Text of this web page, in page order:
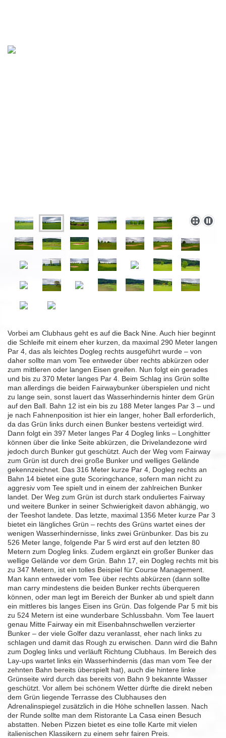
Vorbei am Clubhaus geht es auf die Back Nine. Auch hier beginnt
die Schleife mit einem eher kurzen, da maximal 290 Meter langen
Par 4, das als leichtes Dogleg rechts ausgeführt wurde – von
daher sollte man vom Tee entweder über rechts abkürzen oder
zum mittleren oder langen Eisen greifen. Nun folgt ein gerades
und bis zu 370 Meter langes Par 4. Beim Schlag ins Grün sollte
man allerdings die beiden Fairwaybunker überspielen und nicht
zu lange sein, sonst lauert das Wasserhindernis hinter dem Grün
auf den Ball. Bahn 12 ist ein bis zu 188 Meter langes Par 3 – und
je nach Fahnenposition ist hier ein langer, hoher Ball erforderlich,
da das Grün links durch einen Bunker bestens verteidigt wird.
Dann folgt ein 397 Meter langes Par 4 Dogleg links – Longhitter
können über die linke Seite abkürzen, die Drivelandezone wird
jedoch durch Bunker gut geschützt. Auch der Weg vom Fairway
zum Grün ist durch drei große Bunker und welliges Gelände
gekennzeichnet. Das 316 Meter kurze Par 4, Dogleg rechts an
Bahn 14 bietet eine gute Scoringchance, sofern man nicht zu
aggresiv vom Tee spielt und in einem der zahlreichen Bunker
landet. Der Weg zum Grün ist durch stark onduliertes Fairway
und weitere Bunker in seiner Schwierigkeit davon abhängig, wo
der Teeshot landete. Das letzte, maximal 1356 Meter kurze Par 3
bietet ein längliches Grün – rechts des Grüns wartet eines der
wenigen Wasserhindernisse, links zwei Grünbunker. Das bis zu
526 Meter lange, folgende Par 5 wird erst auf den letzten 80
Metern zum Dogleg links. Zudem ergänzt ein großer Bunker das
wellige Gelände vor dem Grün. Bahn 17, ein Dogleg rechts mit bis
zu 347 Metern, ist ein tolles Beispiel für Course Management.
Man kann entweder vom Tee über rechts abkürzen (dann sollte
man carry mindestens die beiden Bunker rechts überqueren
können, oder man legt im Bereich der Bunker ab und spielt dann
ein mittleres bis langes Eisen ins Grün. Das folgende Par 5 mit bis
zu 524 Metern ist eine wunderbare Schlussbahn. Vom Tee lauert
genau Mitte Fairway ein mit Eisenbahnschwellen verzierter
Bunker – der viele Golfer dazu veranlasst, eher nach links zu
schlagen und damit das Rough zu erwischen. Dann wird die Bahn
zum Dogleg links und verläuft Richtung Clubhaus. Im Bereich des
Lay-ups wartet links ein Wasserhindernis (das man vom Tee der
zehnten Bahn bereits überspielt hat), auch die hintere linke
Grünseite wird durch das bereits von Bahn 9 bekannte Wasser
geschützt. Vor allem bei schönem Wetter dürfte die direkt neben
dem Grün liegende Terrasse des Clubhauses den
Adrenalinspiegel zusätzlich in die Höhe schnellen lassen. Nach
der Runde sollte man dem Ristorante La Casa einen Besuch
abstatten. Neben Pizzen bietet es eine tolle Karte mit vielen
italienischen Klassikern zu einem sehr fairen Preis.